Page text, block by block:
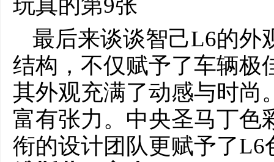
最后来谈谈智己L6的外
结构，不仅赋予了车辆极
其外观充满了动感与时尚
富有张力。 中央圣⻢丁⾊
衔的设计团队更赋予了